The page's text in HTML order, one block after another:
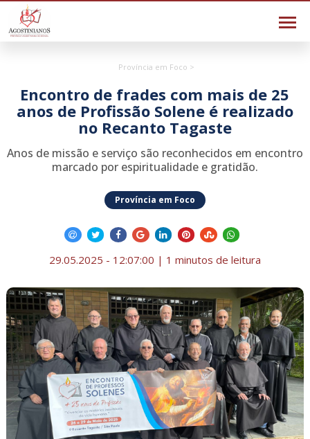
Província em Foco >
Encontro de frades com mais de 25
anos de Profissão Solene é realizado
no Recanto Tagaste
Anos de missão e serviço são reconhecidos em encontro
marcado por espiritualidade e gratidão.
Província em Foco
29.05.2025 - 12:07:00 | 1 minutos de leitura